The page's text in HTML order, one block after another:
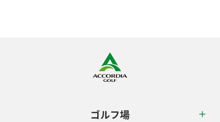
ゴルフ場